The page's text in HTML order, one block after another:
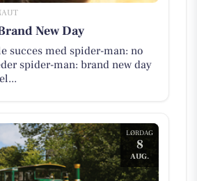
New Day
succes med spider-man: no
spider-man: brand new day
LØRDAG
8
AUG.